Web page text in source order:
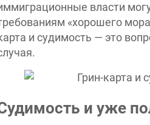
власти
«хорошего
и судимость — это
и уже